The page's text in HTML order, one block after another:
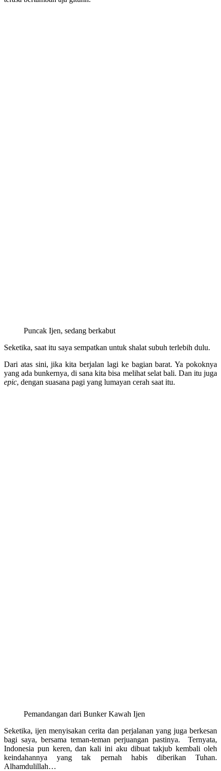
Puncak Ijen, sedang berkabut
Seketika, saat itu saya sempatkan untuk shalat subuh terlebih dulu.
Dari atas sini, jika kita berjalan lagi ke bagian barat. Ya pokoknya
yang ada bunkernya, di sana kita bisa melihat selat bali. Dan itu juga
epic, dengan suasana pagi yang lumayan cerah saat itu.
Pemandangan dari Bunker Kawah Ijen
Seketika, ijen menyisakan cerita dan perjalanan yang juga berkesan
bagi saya, bersama teman-teman perjuangan pastinya. Ternyata,
Indonesia pun keren, dan kali ini aku dibuat takjub kembali oleh
keindahannya yang tak pernah habis diberikan Tuhan.
Alhamdulillah…